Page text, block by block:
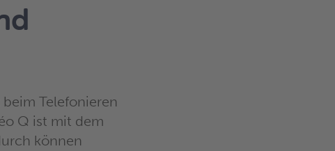
Telefonieren
Q ist mit dem
können